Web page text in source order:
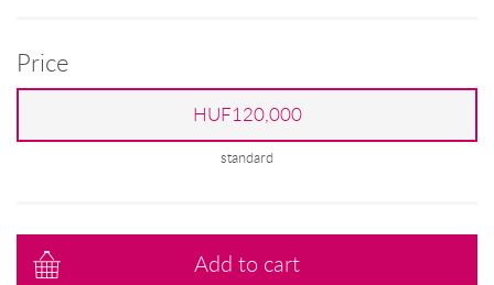
Price
HUF120,000
standard
Add to cart